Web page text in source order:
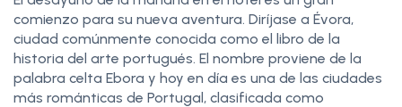
comienzo para su nueva aventura. Diríjase a Évora,
ciudad comúnmente conocida como el libro de la
historia del arte portugués. El nombre proviene de la
palabra celta Ebora y hoy en día es una de las ciudades
más románticas de Portugal, clasificada como